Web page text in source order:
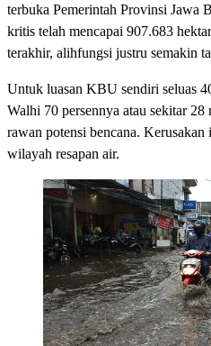
terbuka Pemerintah Provinsi Jawa
kritis telah mencapai 907.683
terakhir, alihfungsi justru semakin
Untuk luasan KBU sendiri seluas
Walhi 70 persennya atau sekitar 28
rawan potensi bencana.
wilayah resapan air.